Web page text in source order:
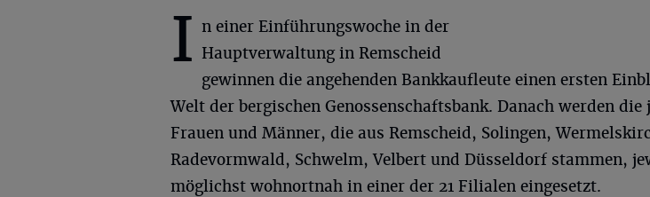
I n einer Einführungswoche in der
Hauptverwaltung in Remscheid
gewinnen die angehenden Bankkaufleute einen ersten
Welt der bergischen Genossenschaftsbank. Danach werden die
Frauen und Männer, die aus Remscheid, Solingen,
Radevormwald, Schwelm, Velbert und Düsseldorf stammen,
möglichst wohnortnah in einer der 21 Filialen eingesetzt.